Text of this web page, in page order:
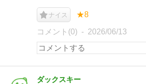
ナイス ★8
コメント(0) 2026/06/13
ダックスキー